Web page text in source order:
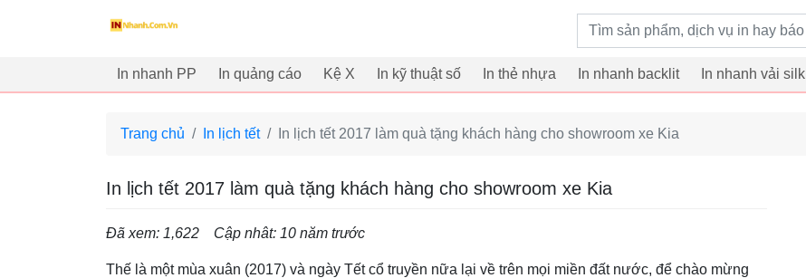
innhanh.com.vn Từ khoá tìm kiếm
In nhanh PP In quảng cáo Kệ X In kỹ thuật số In thẻ nhựa In nhanh backlit In nhanh vải silk
Trang chủ In lịch tết In lịch tết 2017 làm quà tặng khách hàng cho showroom xe Kia
In lịch tết 2017 làm quà tặng khách hàng cho showroom xe Kia
Đã xem: 1,622 Cập nhât: 10 năm trước
Thế là một mùa xuân (2017) và ngày Tết cổ truyền nữa lại về trên mọi miền đất nước, để chào mừng